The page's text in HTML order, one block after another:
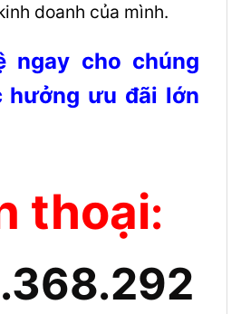
doanh của mình.
ngay cho chúng
hưởng ưu đãi lớn
thoại: